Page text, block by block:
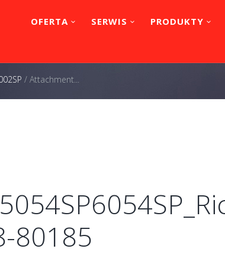
OFERTA SERWIS PRODUKTY
/ Attachment...
80185